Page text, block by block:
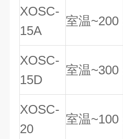
XOSC-
15A
室温~200
XOSC-
15D
室温~300
XOSC-
20
室温~100